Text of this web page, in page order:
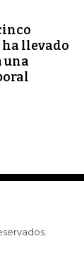
ha llevado
una